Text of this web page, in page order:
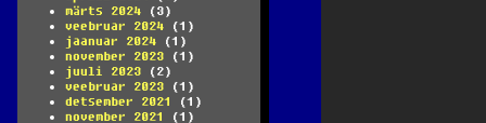
märts 2024 (3)
veebruar 2024 (1)
jaanuar 2024 (1)
november 2023 (1)
juuli 2023 (2)
veebruar 2023 (1)
detsember 2021
(1)
november 2021
(1)